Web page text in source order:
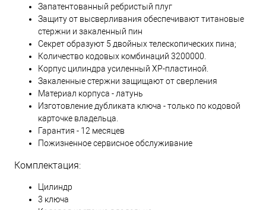
Запатентованный ребристый плуг
Защиту от высверливания обеспечивают титановые
стержни и закаленный пин
Секрет образуют 5 двойных телескопических пина;
Количество кодовых комбинаций 3200000.
Корпус цилиндра усиленный XP-пластиной.
Закаленные стержни защищают от сверления
Материал корпуса - латунь
Изготовление дубликата ключа - только по кодовой
карточке владельца.
Гарантия - 12 месяцев
Пожизненное сервисное обслуживание
Комплектация:
Цилиндр
3 ключа